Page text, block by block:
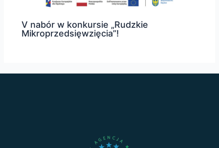
V nabór w konkursie „Rudzkie
Mikroprzedsięwzięcia”!